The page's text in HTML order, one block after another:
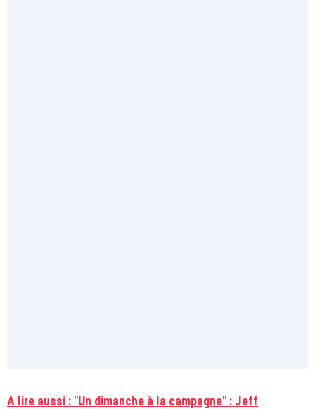
A lire aussi : "Un dimanche à la campagne" : Jeff